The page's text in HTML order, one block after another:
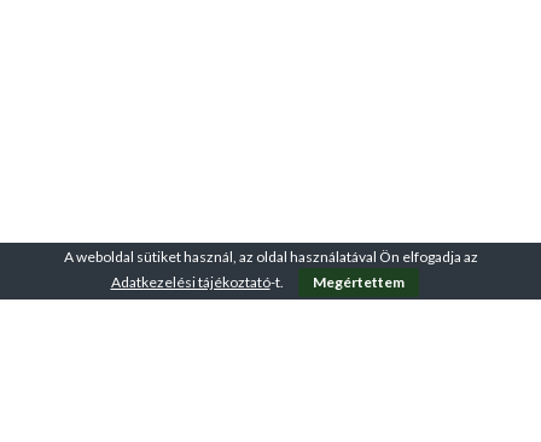
A weboldal sütiket használ, az oldal használatával Ön elfogadja az
Adatkezelési tájékoztató-t. Megértettem